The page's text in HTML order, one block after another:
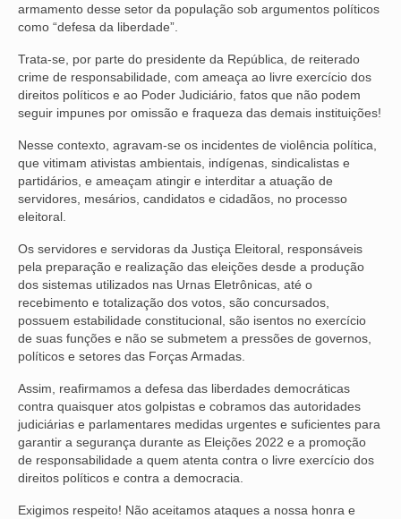
NÚCLEOS
AGENTES DE POLÍCIA JUDICIAL
ANALISTAS JUDICIÁRIOS
ACESSIBILIDADE E INCLUSÃO
LGBTQIA+
OFICIAIS DE JUSTIÇA
SAÚDE
SOLIDARIEDADE
TÉCNICOS JUDICIÁRIOS
TECNOLOGIA DA INFORMAÇÃO
armamento desse setor da população sob argumentos políticos
como “defesa da liberdade”.
Trata-se, por parte do presidente da República, de reiterado
crime de responsabilidade, com ameaça ao livre exercício dos
direitos políticos e ao Poder Judiciário, fatos que não podem
seguir impunes por omissão e fraqueza das demais instituições!
Nesse contexto, agravam-se os incidentes de violência política,
que vitimam ativistas ambientais, indígenas, sindicalistas e
partidários, e ameaçam atingir e interditar a atuação de
servidores, mesários, candidatos e cidadãos, no processo
eleitoral.
Os servidores e servidoras da Justiça Eleitoral, responsáveis
pela preparação e realização das eleições desde a produção
dos sistemas utilizados nas Urnas Eletrônicas, até o
recebimento e totalização dos votos, são concursados,
possuem estabilidade constitucional, são isentos no exercício
de suas funções e não se submetem a pressões de governos,
políticos e setores das Forças Armadas.
Assim, reafirmamos a defesa das liberdades democráticas
contra quaisquer atos golpistas e cobramos das autoridades
judiciárias e parlamentares medidas urgentes e suficientes para
garantir a segurança durante as Eleições 2022 e a promoção
de responsabilidade a quem atenta contra o livre exercício dos
direitos políticos e contra a democracia.
Exigimos respeito! Não aceitamos ataques a nossa honra e